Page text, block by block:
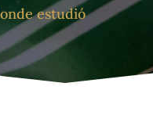
estudió